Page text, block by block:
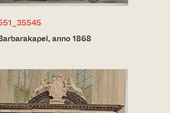
anno 1868